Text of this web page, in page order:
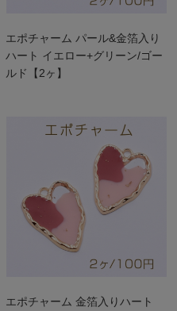
エポチャーム パール&金箔入り
ハート イエロー+グリーン/ゴー
ルド【2ヶ】
エポチャーム 金箔入りハート